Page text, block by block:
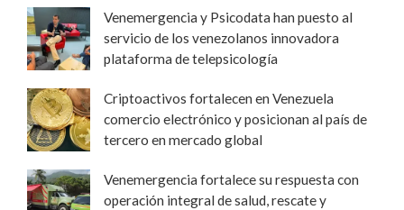
Venemergencia y Psicodata han puesto al
servicio de los venezolanos innovadora
plataforma de telepsicología
Criptoactivos fortalecen en Venezuela
comercio electrónico y posicionan al país de
tercero en mercado global
Venemergencia fortalece su respuesta con
operación integral de salud, rescate y